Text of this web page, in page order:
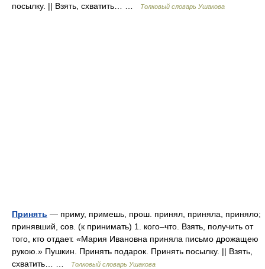
посылку. || Взять, схватить… …
Толковый словарь Ушакова
Принять — приму, примешь, прош. принял, приняла, приняло;
принявший, сов. (к принимать) 1. кого–что. Взять, получить от
того, кто отдает. «Мария Ивановна приняла письмо дрожащею
рукою.» Пушкин. Принять подарок. Принять посылку. || Взять,
схватить… …
Толковый словарь Ушакова